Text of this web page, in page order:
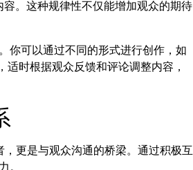
。这种规律性不仅能增加观众的期待
你可以通过不同的形式进行创作，如
时根据观众反馈和评论调整内容，
更是与观众沟通的桥梁。通过积极互
。